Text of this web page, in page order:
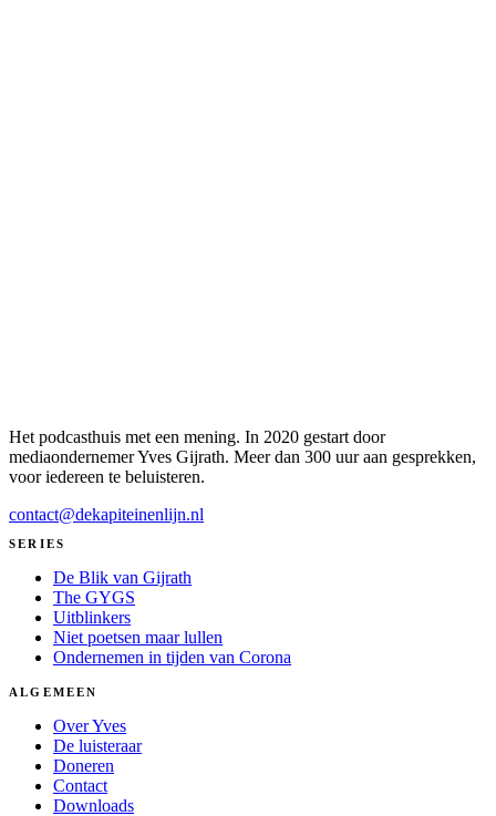
Het podcasthuis met een mening. In 2020 gestart door
mediaondernemer Yves Gijrath. Meer dan 300 uur aan gesprekken,
voor iedereen te beluisteren.
contact@dekapiteinenlijn.nl
SERIES
De Blik van Gijrath
The GYGS
Uitblinkers
Niet poetsen maar lullen
Ondernemen in tijden van Corona
ALGEMEEN
Over Yves
De luisteraar
Doneren
Contact
Downloads